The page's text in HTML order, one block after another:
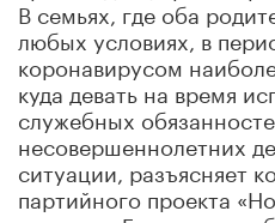
В семьях, где оба
любых условиях, в
коронавирусом
куда девать на время
служебных
несовершеннолетних
ситуации, разъясняет
партийного проекта